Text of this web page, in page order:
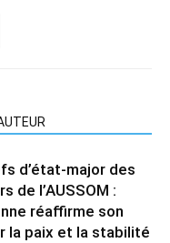
d’état-major des
de l’AUSSOM :
réaffirme son
la paix et la stabilité